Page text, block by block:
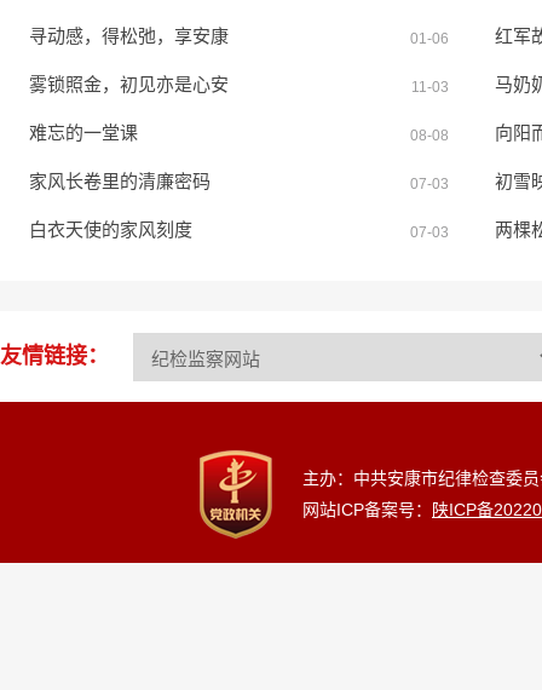
01-06
寻动感，得松弛，享安康
11-03
雾锁照金，初见亦是心安
08-08
难忘的一堂课
07-03
家风长卷里的清廉密码
07-03
白衣天使的家风刻度
红军
马奶
向阳
初雪
两棵
友情链接：
主办：中共安康市纪律检查委
网站ICP备案号：
陕ICP备